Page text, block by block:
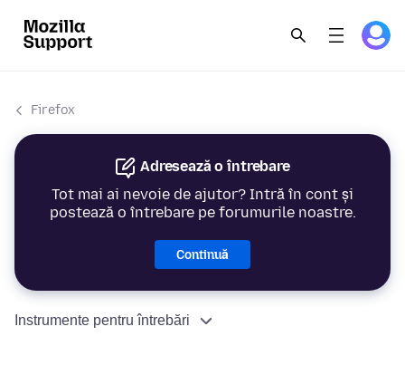
Firefox
Adresează o întrebare
Tot mai ai nevoie de ajutor? Intră în cont și
postează o întrebare pe forumurile noastre.
Continuă
Instrumente pentru întrebări